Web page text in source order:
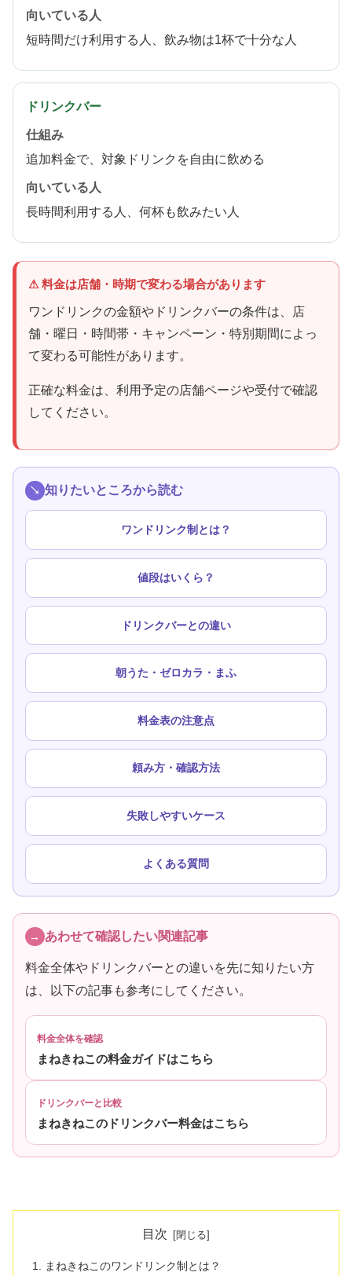
向いている人
短時間だけ利用する人、飲み物は1杯で十分な人
ドリンクバー
仕組み
追加料金で、対象ドリンクを自由に飲める
向いている人
長時間利用する人、何杯も飲みたい人
料金は店舗・時期で変わる場合があります
ワンドリンクの金額やドリンクバーの条件は、店
舗・曜日・時間帯・キャンペーン・特別期間によっ
て変わる可能性があります。
正確な料金は、利用予定の店舗ページや受付で確認
してください。
知りたいところから読む
ワンドリンク制とは？
値段はいくら？
ドリンクバーとの違い
朝うた・ゼロカラ・まふ
料金表の注意点
頼み方・確認方法
失敗しやすいケース
よくある質問
あわせて確認したい関連記事
料金全体やドリンクバーとの違いを先に知りたい方
は、以下の記事も参考にしてください。
料金全体を確認
まねきねこの料金ガイドはこちら
ドリンクバーと比較
まねきねこのドリンクバー料金はこちら
目次
まねきねこのワンドリンク制とは？